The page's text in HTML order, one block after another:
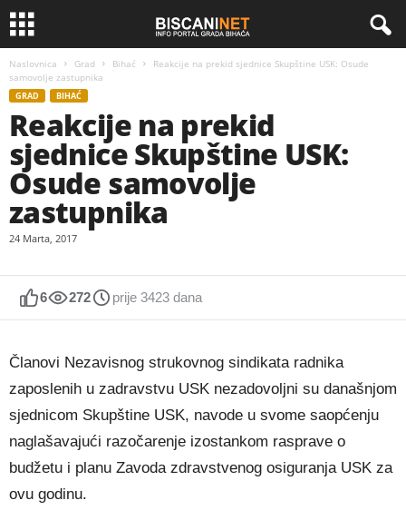
Naslovnica Grad Bihać
Reakcije na prekid sjednice Skupštine USK: Osude
samovolje zastupnika
GRAD BIHAĆ
Reakcije na prekid
sjednice Skupštine USK:
Osude samovolje
zastupnika
24 Marta, 2017
6 272 prije 3423 dana
Članovi Nezavisnog strukovnog sindikata radnika
zaposlenih u zadravstvu USK nezadovoljni su današnjom
sjednicom Skupštine USK, navode u svome saopćenju
naglašavajući razočarenje izostankom rasprave o
budžetu i planu Zavoda zdravstvenog osiguranja USK za
ovu godinu.